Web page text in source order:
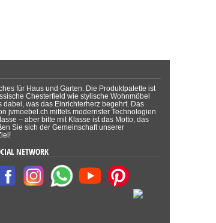
für Haus und Garten. Die Produktpalette ist
Chesterfield wie stylische Wohnmöbel
was das Einrichterherz begehrt. Das
jvmoebel.ch mittels modernster Technologien
– aber bitte mit Klasse ist das Motto, das
Sie sich der Gemeinschaft unserer
NETWORK